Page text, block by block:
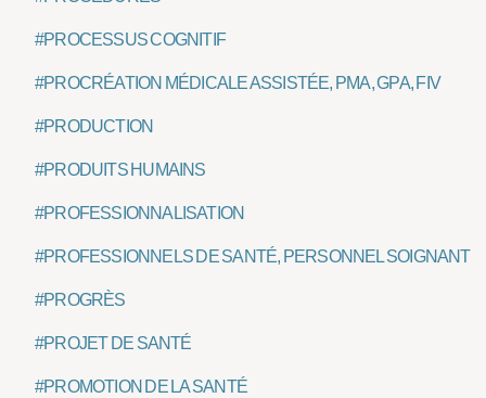
#PROCESSUS COGNITIF
#PROCRÉATION MÉDICALE ASSISTÉE, PMA, GPA, FIV
#PRODUCTION
#PRODUITS HUMAINS
#PROFESSIONNALISATION
#PROFESSIONNELS DE SANTÉ, PERSONNEL SOIGNANT
#PROGRÈS
#PROJET DE SANTÉ
#PROMOTION DE LA SANTÉ